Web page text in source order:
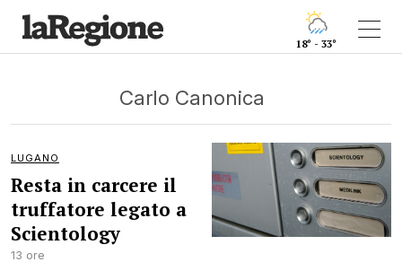
18° - 33°
Carlo Canonica
LUGANO
Resta in carcere il
truffatore legato a
Scientology
13 ore